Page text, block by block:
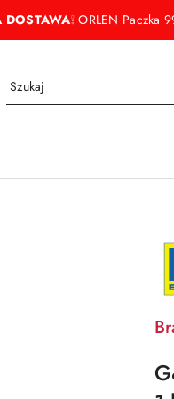
DOSTAWA❕ ORLEN Paczka